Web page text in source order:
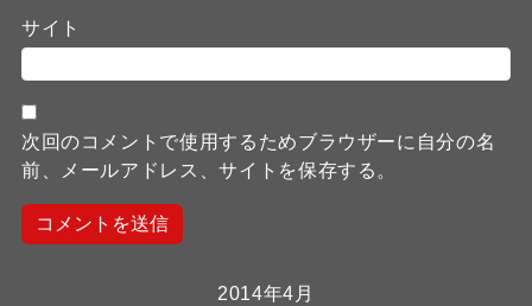
サイト
次回のコメントで使用するためブラウザーに自分の名
前、メールアドレス、サイトを保存する。
2014年4月